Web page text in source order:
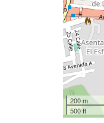
200 m
500 ft